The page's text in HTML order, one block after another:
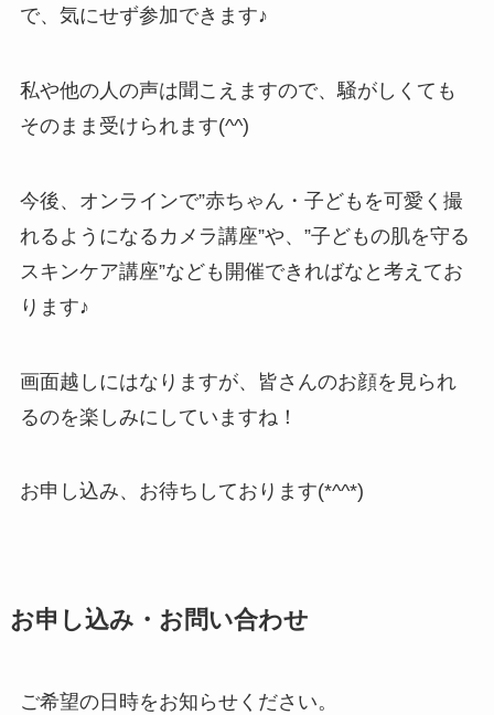
で、気にせず参加できます♪
私や他の人の声は聞こえますので、騒がしくても
そのまま受けられます(^^)
今後、オンラインで”赤ちゃん・子どもを可愛く撮
れるようになるカメラ講座”や、”子どもの肌を守る
スキンケア講座”なども開催できればなと考えてお
ります♪
画面越しにはなりますが、皆さんのお顔を見られ
るのを楽しみにしていますね！
お申し込み、お待ちしております(*^^*)
お申し込み・お問い合わせ
ご希望の日時をお知らせください。